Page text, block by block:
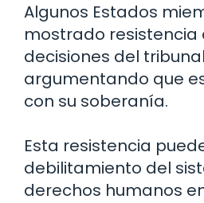
Algunos Estados
mostrado
decisiones del
argumentando que
con su soberanía.
Esta resistencia
debilitamiento del
derechos humanos